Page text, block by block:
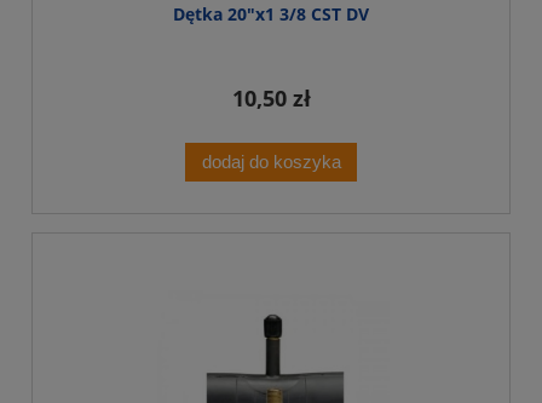
Dętka 20"x1 3/8 CST DV
10,50 zł
dodaj do koszyka